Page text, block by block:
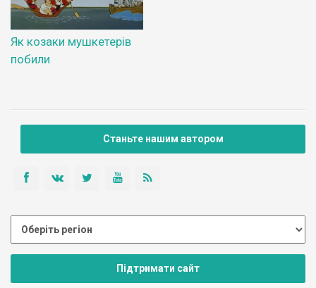
Як козаки мушкетерів
побили
Станьте нашим автором
Підтримати сайт